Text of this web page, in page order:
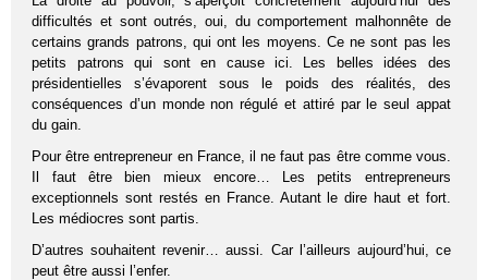
difficultés et sont outrés, oui, du comportement malhonnête de
certains grands patrons, qui ont les moyens. Ce ne sont pas les
petits patrons qui sont en cause ici. Les belles idées des
présidentielles s’évaporent sous le poids des réalités, des
conséquences d’un monde non régulé et attiré par le seul appat
du gain.
Pour être entrepreneur en France, il ne faut pas être comme vous.
Il faut être bien mieux encore… Les petits entrepreneurs
exceptionnels sont restés en France. Autant le dire haut et fort.
Les médiocres sont partis.
D’autres souhaitent revenir… aussi. Car l’ailleurs aujourd’hui, ce
peut être aussi l’enfer.